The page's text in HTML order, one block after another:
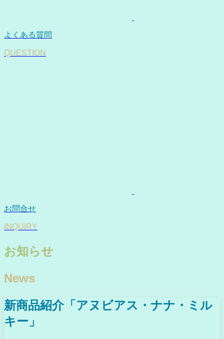
よくある質問
QUESTION
お問合せ
INQUIRY
お知らせ
News
新商品紹介「アヌビアス・ナナ・ミル
キー」